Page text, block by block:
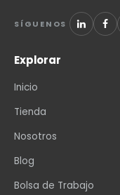
SÍGUENOS
Explorar
Inicio
Tienda
Nosotros
Blog
Bolsa de Trabajo